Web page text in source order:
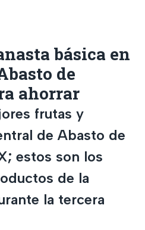
básica en
de
ahorrar
frutas y
de Abasto de
estos son los
de la
la tercera